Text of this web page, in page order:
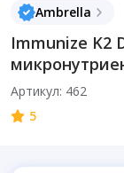
Ambrella
Immunize K2
Артикул: 462
5